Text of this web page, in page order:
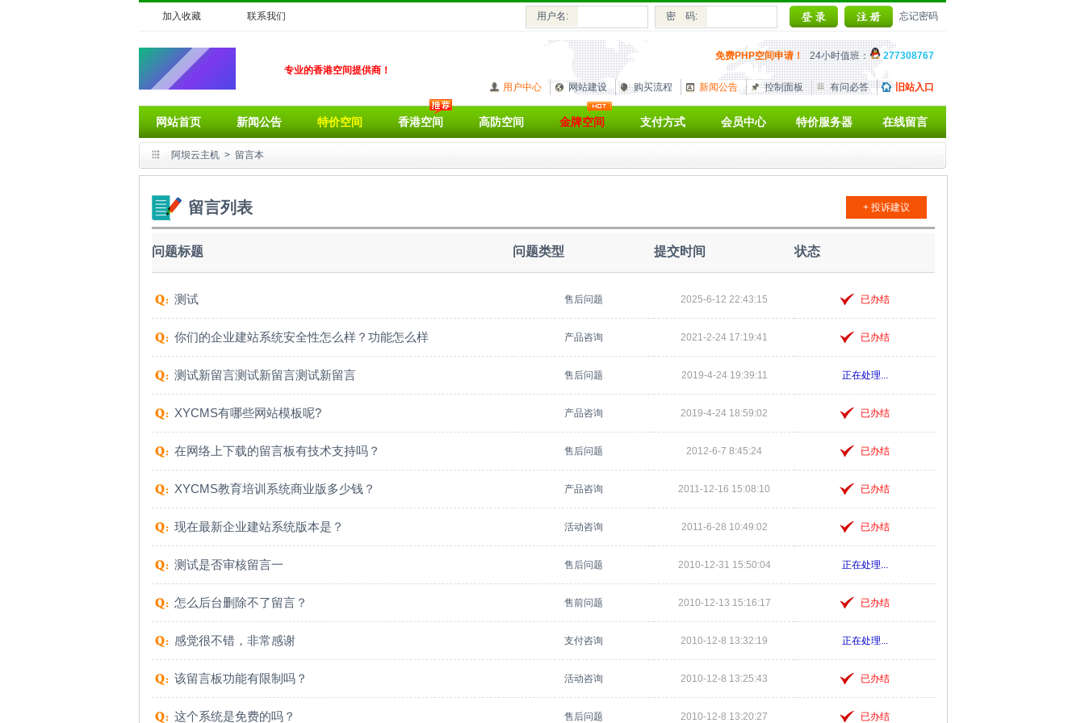
加入收藏 联系我们 用户名: 密 码: 忘记密码
专业的香港空间提供商！
免费PHP空间申请！ 24小时值班： 277308767
用户中心 网站建设 购买流程 新闻公告 控制面板 有问必答 旧站入口
网站首页 新闻公告 特价空间 香港空间 高防空间 金牌空间 支付方式 会员中心 特价服务器 在线留言
阿坝云主机 > 留言本
留言列表 + 投诉建议
问题标题 问题类型 提交时间 状态
测试 售后问题 2025-6-12 22:43:15 已办结
你们的企业建站系统安全性怎么样？功能怎么样 产品咨询 2021-2-24 17:19:41 已办结
测试新留言测试新留言测试新留言 售后问题 2019-4-24 19:39:11 正在处理...
XYCMS有哪些网站模板呢? 产品咨询 2019-4-24 18:59:02 已办结
在网络上下载的留言板有技术支持吗？ 售后问题 2012-6-7 8:45:24 已办结
XYCMS教育培训系统商业版多少钱？ 产品咨询 2011-12-16 15:08:10 已办结
现在最新企业建站系统版本是？ 活动咨询 2011-6-28 10:49:02 已办结
测试是否审核留言一 售后问题 2010-12-31 15:50:04 正在处理...
怎么后台删除不了留言？ 售前问题 2010-12-13 15:16:17 已办结
感觉很不错，非常感谢 支付咨询 2010-12-8 13:32:19 正在处理...
该留言板功能有限制吗？ 活动咨询 2010-12-8 13:25:43 已办结
这个系统是免费的吗？ 售后问题 2010-12-8 13:20:27 已办结